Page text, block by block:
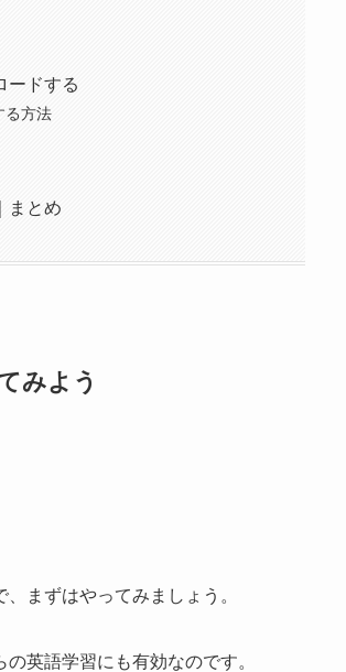
ードする
る方法
まとめ
みよう
まずはやってみましょう。
英語学習にも有効なのです。